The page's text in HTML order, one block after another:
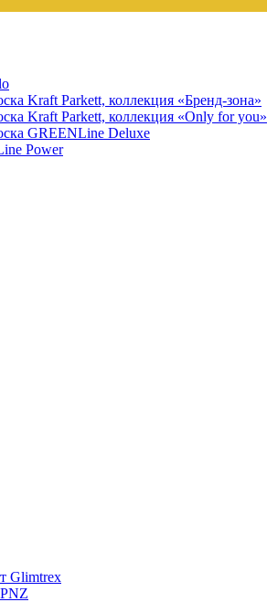
Kraft Parkett, коллекция «Бренд-зона»
Kraft Parkett, коллекция «Only for you»
GREENLine Deluxe
Power
Glimtrex